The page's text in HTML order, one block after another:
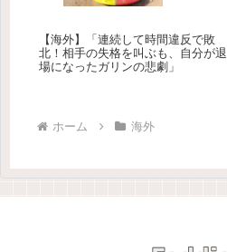
【海外】「連続して時間違反で敗
北！相手の失格を叫ぶも、自分が退
場になったガリンの悲劇」
ホーム 海外